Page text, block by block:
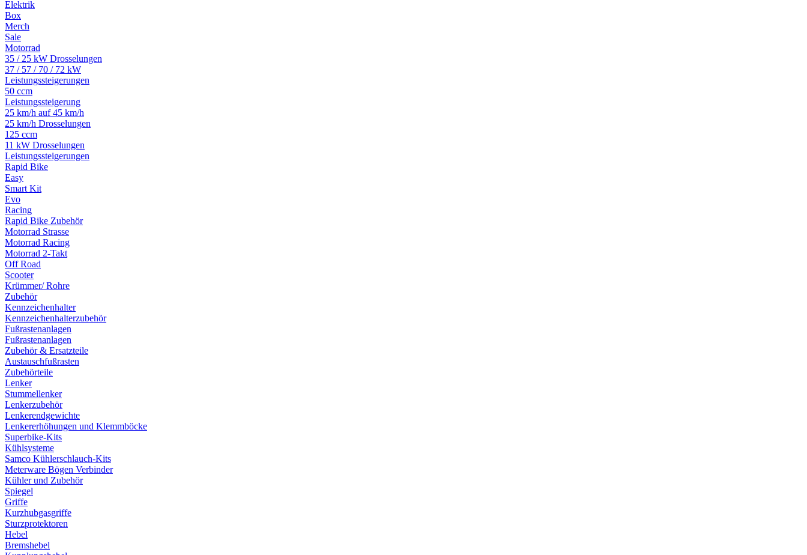
Elektrik
Box
Merch
Sale
Motorrad
35 / 25 kW Drosselungen
37 / 57 / 70 / 72 kW
Leistungssteigerungen
50 ccm
Leistungssteigerung
25 km/h auf 45 km/h
25 km/h Drosselungen
125 ccm
11 kW Drosselungen
Leistungssteigerungen
Rapid Bike
Easy
Smart Kit
Evo
Racing
Rapid Bike Zubehör
Motorrad Strasse
Motorrad Racing
Motorrad 2-Takt
Off Road
Scooter
Krümmer/ Rohre
Zubehör
Kennzeichenhalter
Kennzeichenhalterzubehör
Fußrastenanlagen
Fußrastenanlagen
Zubehör & Ersatzteile
Austauschfußrasten
Zubehörteile
Lenker
Stummellenker
Lenkerzubehör
Lenkerendgewichte
Lenkererhöhungen und Klemmböcke
Superbike-Kits
Kühlsysteme
Samco Kühlerschlauch-Kits
Meterware Bögen Verbinder
Kühler und Zubehör
Spiegel
Griffe
Kurzhubgasgriffe
Sturzprotektoren
Hebel
Bremshebel